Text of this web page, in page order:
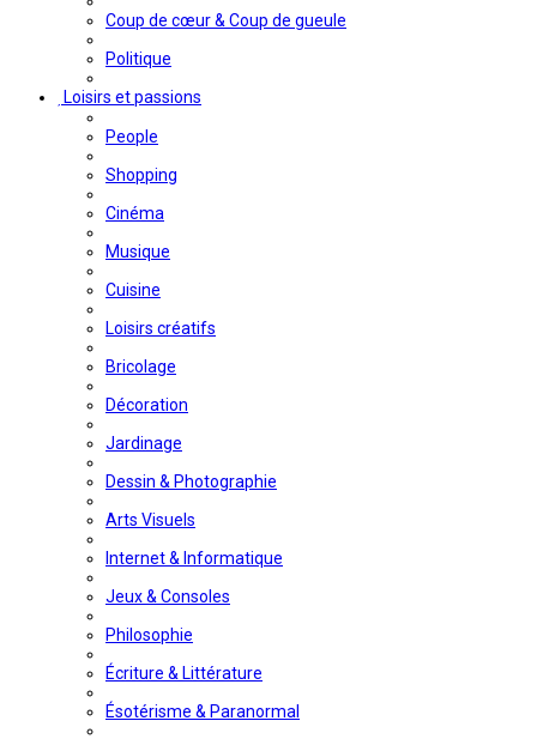
Coup de cœur & Coup de gueule
Politique
Loisirs et passions
People
Shopping
Cinéma
Musique
Cuisine
Loisirs créatifs
Bricolage
Décoration
Jardinage
Dessin & Photographie
Arts Visuels
Internet & Informatique
Jeux & Consoles
Philosophie
Écriture & Littérature
Ésotérisme & Paranormal